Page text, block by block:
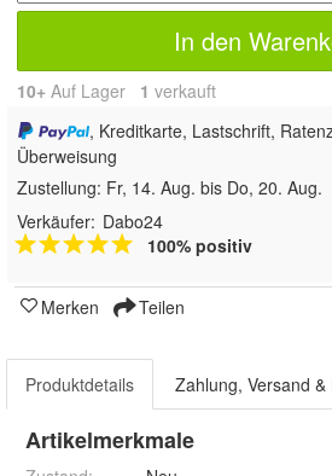
In den
10+ Auf Lager 1 verkauft
, Kreditkarte, Lastschrift,
Überweisung
Zustellung: Fr, 14. Aug. bis Do, 20. Aug.
Verkäufer: Dabo24
100% positiv
Merken Teilen
Produktdetails Zahlung, Versand &
Artikelmerkmale